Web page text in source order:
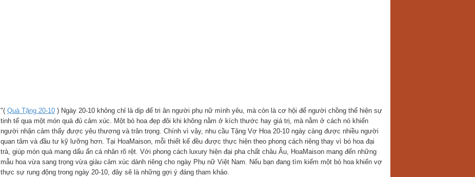
"( Quà Tặng 20-10) Ngày 20-10 không chỉ là dịp để tri ân người phụ nữ mình yêu, mà còn là cơ hội để người chồng thể hiện sự
tinh tế qua một món quà đủ cảm xúc. Một bó hoa đẹp đôi khi không nằm ở kích thước hay giá trị, mà nằm ở cách nó khiến
người nhận cảm thấy được yêu thương và trân trọng. Chính vì vậy, nhu cầu Tặng Vợ Hoa 20-10 ngày càng được nhiều người
quan tâm và đầu tư kỹ lưỡng hơn. Tại HoaMaison, mỗi thiết kế đều được thực hiện theo phong cách riêng thay vì bó hoa đại
trà, giúp món quà mang dấu ấn cá nhân rõ rệt. Với phong cách luxury hiện đại pha chất châu Âu, HoaMaison mang đến những
mẫu hoa vừa sang trọng vừa giàu cảm xúc dành riêng cho ngày Phụ nữ Việt Nam. Nếu bạn đang tìm kiếm một bó hoa khiến vợ
thực sự rung động trong ngày 20-10, đây sẽ là những gợi ý đáng tham khảo.